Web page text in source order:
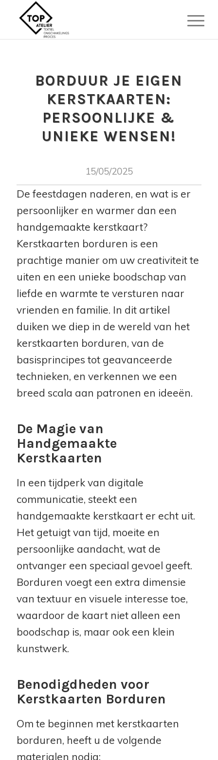
BORDUUR JE EIGEN
KERSTKAARTEN:
PERSOONLIJKE &
UNIEKE WENSEN!
15/05/2025
De feestdagen naderen, en wat is er
persoonlijker en warmer dan een
handgemaakte kerstkaart?
Kerstkaarten borduren is een
prachtige manier om uw creativiteit te
uiten en een unieke boodschap van
liefde en warmte te versturen naar
vrienden en familie. In dit artikel
duiken we diep in de wereld van het
kerstkaarten borduren, van de
basisprincipes tot geavanceerde
technieken, en verkennen we een
breed scala aan patronen en ideeën.
De Magie van
Handgemaakte
Kerstkaarten
In een tijdperk van digitale
communicatie, steekt een
handgemaakte kerstkaart er echt uit.
Het getuigt van tijd, moeite en
persoonlijke aandacht, wat de
ontvanger een speciaal gevoel geeft.
Borduren voegt een extra dimensie
van textuur en visuele interesse toe,
waardoor de kaart niet alleen een
boodschap is, maar ook een klein
kunstwerk.
Benodigdheden voor
Kerstkaarten Borduren
Om te beginnen met kerstkaarten
borduren, heeft u de volgende
materialen nodig: